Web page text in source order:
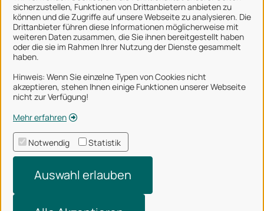
sicherzustellen, Funktionen von Drittanbietern anbieten zu
können und die Zugriffe auf unsere Webseite zu analysieren. Die
Drittanbieter führen diese Informationen möglicherweise mit
weiteren Daten zusammen, die Sie ihnen bereitgestellt haben
oder die sie im Rahmen Ihrer Nutzung der Dienste gesammelt
haben.
Hinweis: Wenn Sie einzelne Typen von Cookies nicht
akzeptieren, stehen Ihnen einige Funktionen unserer Webseite
nicht zur Verfügung!
Mehr erfahren
Notwendig Statistik
Auswahl erlauben
Stadt Osnabrück
Alle Rechte vorbehalten
Über uns
Impressum
Datenschutzerklärung